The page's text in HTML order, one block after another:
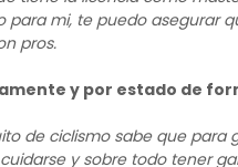
para mi, te puedo asegurar
pros.
y por estado de
de ciclismo sabe que para
y sobre todo tener